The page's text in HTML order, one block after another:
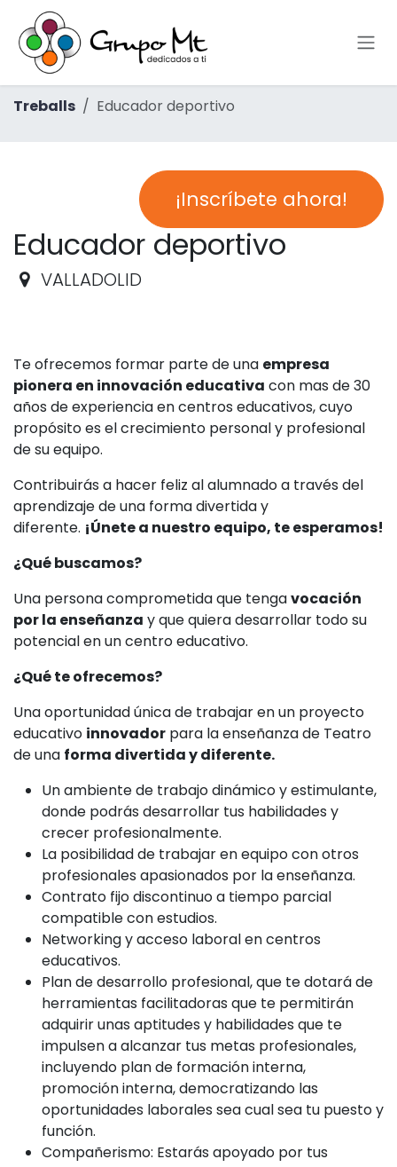
Skip to Content
Treballs Educador deportivo
¡Inscríbete ahora!
Educador deportivo
VALLADOLID
Te ofrecemos formar parte de una empresa
pionera en innovación educativa con mas de 30
años de experiencia en centros educativos, cuyo
propósito es el crecimiento personal y profesional
de su equipo.
Contribuirás a hacer feliz al alumnado a través del
aprendizaje de una forma divertida y
diferente. ¡Únete a nuestro equipo, te esperamos!
¿Qué buscamos?
Una persona comprometida que tengavocación
por la enseñanza y que quiera desarrollar todo su
potencial en un centro educativo.
¿Qué te ofrecemos?
Una oportunidad única de trabajar en un proyecto
educativo innovador para la enseñanza de Teatro
de una forma divertida y diferente.
Un ambiente de trabajo dinámico y estimulante,
donde podrás desarrollar tus habilidades y
crecer profesionalmente.
La posibilidad de trabajar en equipo con otros
profesionales apasionados por la enseñanza.
Contrato fijo discontinuo a tiempo parcial
compatible con estudios.
Networking y acceso laboral en centros
educativos.
Plan de desarrollo profesional, que te dotará de
herramientas facilitadoras que te permitirán
adquirir unas aptitudes y habilidades que te
impulsen a alcanzar tus metas profesionales,
incluyendo plan de formación interna,
promoción interna, democratizando las
oportunidades laborales sea cual sea tu puesto y
función.
Compañerismo: Estarás apoyado por tus